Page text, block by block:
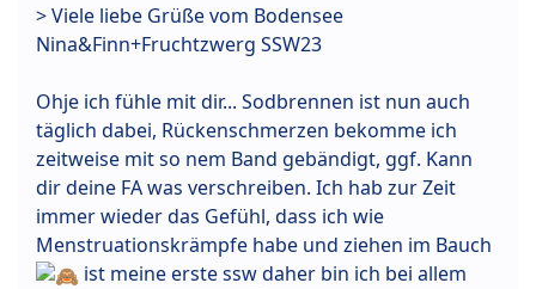
> Viele liebe Grüße vom Bodensee
Nina&Finn+Fruchtzwerg SSW23
Ohje ich fühle mit dir... Sodbrennen ist nun auch
täglich dabei, Rückenschmerzen bekomme ich
zeitweise mit so nem Band gebändigt, ggf. Kann
dir deine FA was verschreiben. Ich hab zur Zeit
immer wieder das Gefühl, dass ich wie
Menstruationskrämpfe habe und ziehen im Bauch
ist meine erste ssw daher bin ich bei allem